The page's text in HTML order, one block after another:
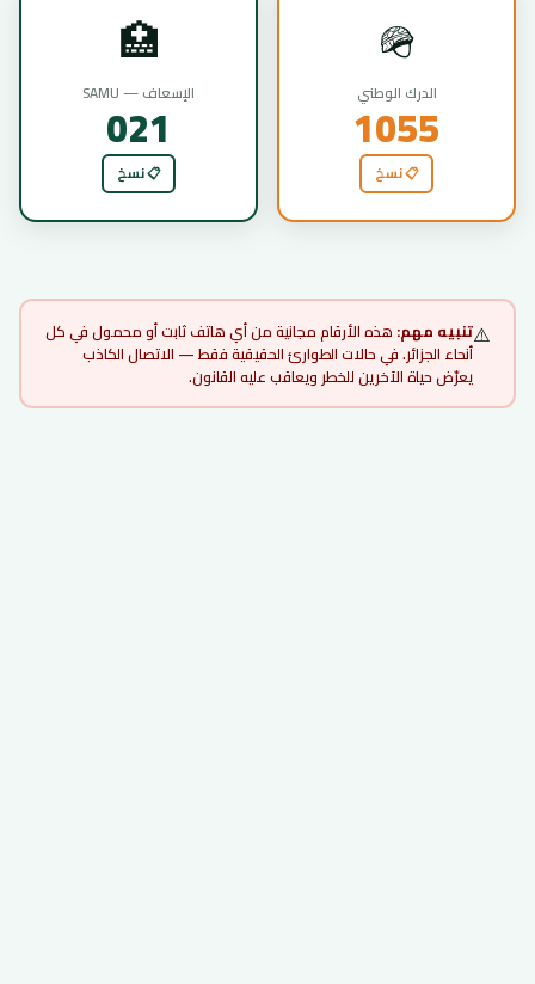
🪖
الدرك الوطني
1055
📋 نسخ
🏥
الإسعاف — SAMU
021
📋 نسخ
⚠️تنبيه مهم: هذه الأرقام مجانية من أي هاتف ثابت أو محمول في كل
أنحاء الجزائر. في حالات الطوارئ الحقيقية فقط — الاتصال الكاذب
يعرّض حياة الآخرين للخطر ويعاقب عليه القانون.